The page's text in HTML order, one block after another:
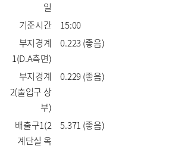
일
기준시간
15:00
부지경계
1(D.A측면)
0.223 (좋음)
부지경계
2(출입구 상
부)
0.229 (좋음)
배출구1(2
계단실 옥
5.371 (좋음)